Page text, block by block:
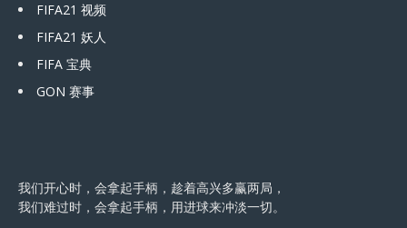
FIFA21 视频
FIFA21 妖人
FIFA 宝典
GON 赛事
我们开心时，会拿起手柄，趁着高兴多赢两局，
我们难过时，会拿起手柄，用进球来冲淡一切。